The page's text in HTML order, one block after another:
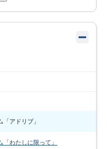
アドリブ」
わたしに限って」